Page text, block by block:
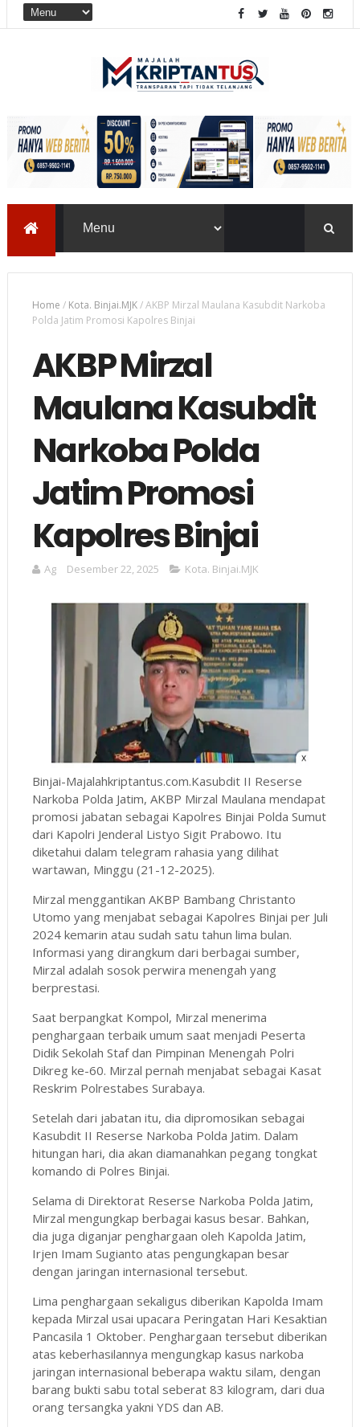
Home / Kota. Binjai.MJK/AKBP Mirzal Maulana Kasubdit Narkoba
Polda Jatim Promosi Kapolres Binjai
AKBP Mirzal
Maulana Kasubdit
Narkoba Polda
Jatim Promosi
Kapolres Binjai
Ag Desember 22, 2025 Kota. Binjai.MJK
Binjai-Majalahkriptantus.com.Kasubdit II Reserse
Narkoba Polda Jatim, AKBP Mirzal Maulana mendapat
promosi jabatan sebagai Kapolres Binjai Polda Sumut
dari Kapolri Jenderal Listyo Sigit Prabowo. Itu
diketahui dalam telegram rahasia yang dilihat
wartawan, Minggu (21-12-2025).
Mirzal menggantikan AKBP Bambang Christanto
Utomo yang menjabat sebagai Kapolres Binjai per Juli
2024 kemarin atau sudah satu tahun lima bulan.
Informasi yang dirangkum dari berbagai sumber,
Mirzal adalah sosok perwira menengah yang
berprestasi.
Saat berpangkat Kompol, Mirzal menerima
penghargaan terbaik umum saat menjadi Peserta
Didik Sekolah Staf dan Pimpinan Menengah Polri
Dikreg ke-60. Mirzal pernah menjabat sebagai Kasat
Reskrim Polrestabes Surabaya.
Setelah dari jabatan itu, dia dipromosikan sebagai
Kasubdit II Reserse Narkoba Polda Jatim. Dalam
hitungan hari, dia akan diamanahkan pegang tongkat
komando di Polres Binjai.
Selama di Direktorat Reserse Narkoba Polda Jatim,
Mirzal mengungkap berbagai kasus besar. Bahkan,
dia juga diganjar penghargaan oleh Kapolda Jatim,
Irjen Imam Sugianto atas pengungkapan besar
dengan jaringan internasional tersebut.
Lima penghargaan sekaligus diberikan Kapolda Imam
kepada Mirzal usai upacara Peringatan Hari Kesaktian
Pancasila 1 Oktober. Penghargaan tersebut diberikan
atas keberhasilannya mengungkap kasus narkoba
jaringan internasional beberapa waktu silam, dengan
barang bukti sabu total seberat 83 kilogram, dari dua
orang tersangka yakni YDS dan AB.